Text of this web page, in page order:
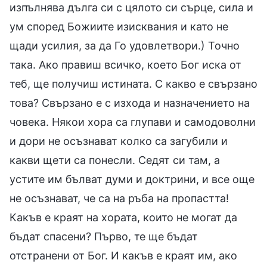
изпълнява дълга си с цялото си сърце, сила и
ум според Божиите изисквания и като не
щади усилия, за да Го удовлетвори.) Точно
така. Ако правиш всичко, което Бог иска от
теб, ще получиш истината. С какво е свързано
това? Свързано е с изхода и назначението на
човека. Някои хора са глупави и самодоволни
и дори не осъзнават колко са загубили и
какви щети са понесли. Седят си там, а
устите им бълват думи и доктрини, и все още
не осъзнават, че са на ръба на пропастта!
Какъв е краят на хората, които не могат да
бъдат спасени? Първо, те ще бъдат
отстранени от Бог. И какъв е краят им, ако